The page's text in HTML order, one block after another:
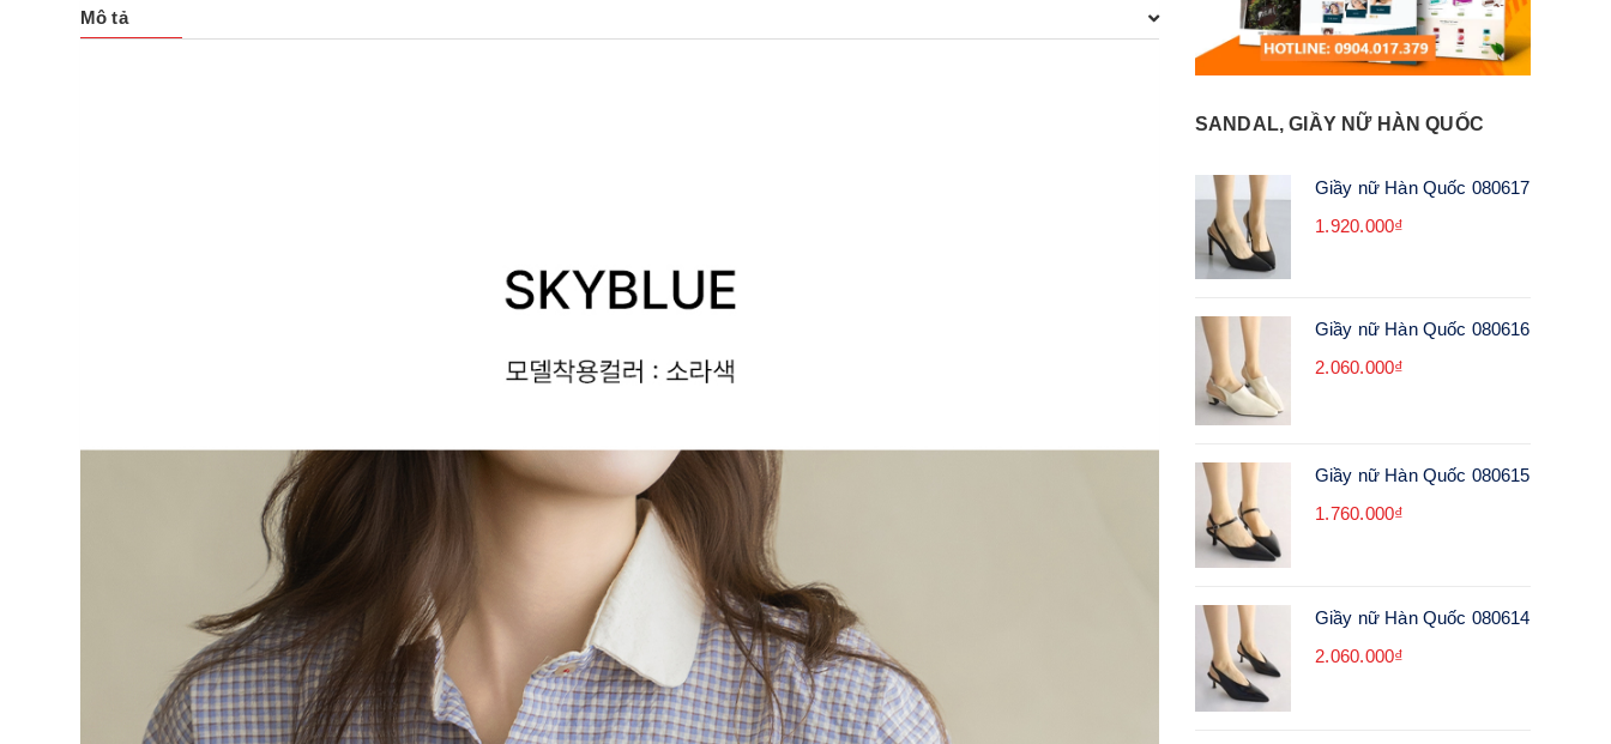
Mô tả
SANDAL, GIẦY NỮ HÀN QUỐC
Giầy nữ Hàn Quốc 080617
1.920.000₫
Giầy nữ Hàn Quốc 080616
2.060.000₫
Giầy nữ Hàn Quốc 080615
1.760.000₫
Giầy nữ Hàn Quốc 080614
2.060.000₫